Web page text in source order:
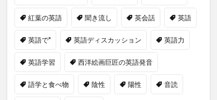
紅葉の英語 聞き流し 英会話 英語
英語で" 英語ディスカッション 英語力
英語学習 西洋絵画巨匠の英語発音
語学と食べ物 陰性 陽性 音読